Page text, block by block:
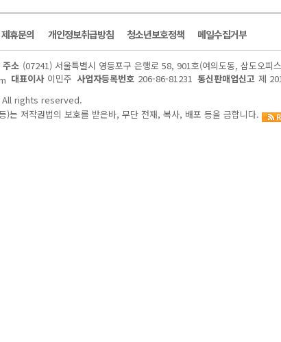
휴문의 개인정보취급방침 청소년보호정책 메일수집거부
주소 (07241) 서울특별시 영등포구 은행로 58, 901호(여의도동, 삼도오피
대표이사 이민주 사업자등록번호 206-86-81231 통신판매업신고 제
All rights reserved.
)는 저작권법의 보호를 받은바, 무단 전재, 복사, 배포 등을 금합니다.